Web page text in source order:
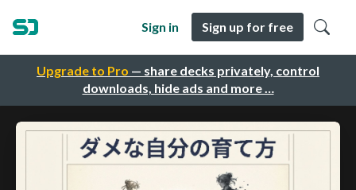
Upgrade to Pro — share decks privately, control
downloads, hide ads and more …
Sign in Sign up for free